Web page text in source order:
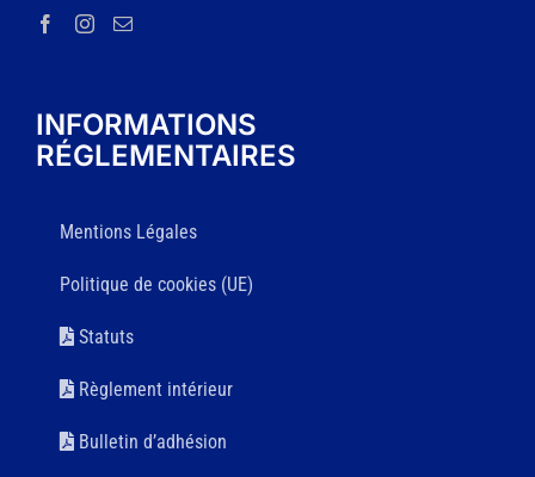
INFORMATIONS
RÉGLEMENTAIRES
Mentions Légales
Politique de cookies (UE)
Statuts
Règlement intérieur
Bulletin d’adhésion